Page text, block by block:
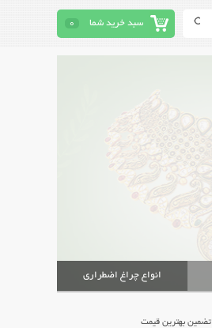
سبد خرید شما 0
انواع چراغ اضطراری
تضمین بهترین قیمت